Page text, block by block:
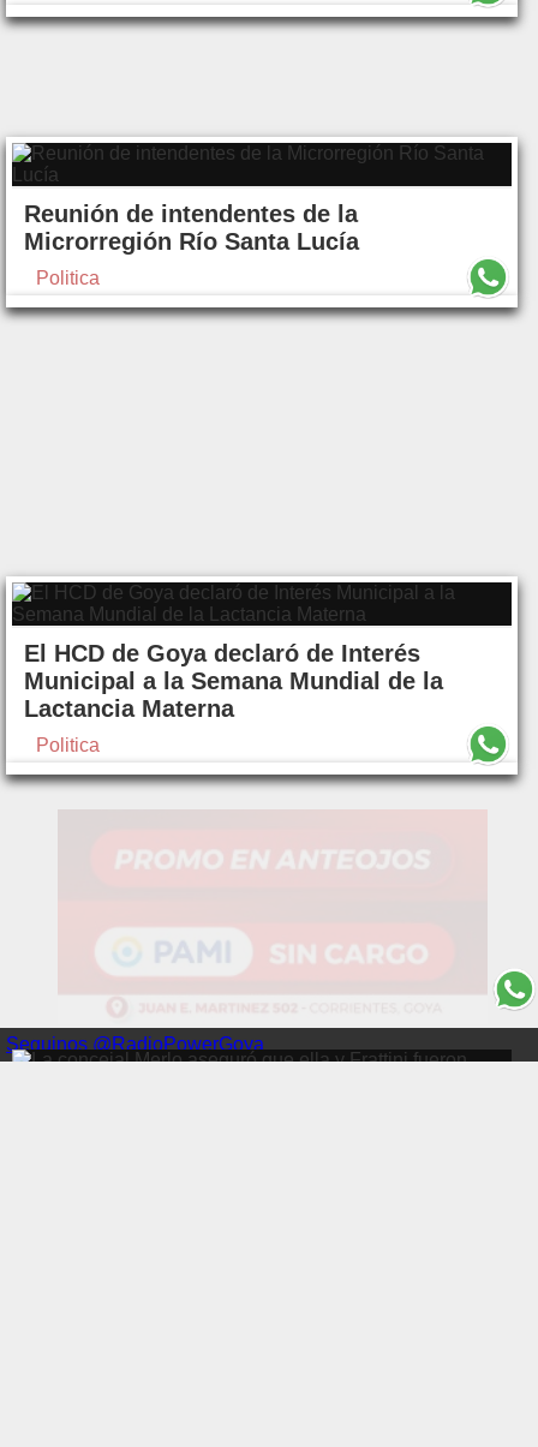
Seguinos @RadioPowerGoya
Reunión de intendentes de la
Microrregión Río Santa Lucía
Politica
El HCD de Goya declaró de Interés
Municipal a la Semana Mundial de la
Lactancia Materna
Politica